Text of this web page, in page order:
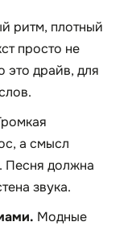
ритм, плотный
просто не
это драйв, для
а смысл
Песня должна
звука.
Модные